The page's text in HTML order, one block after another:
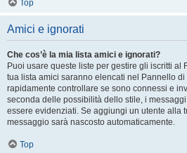
Top
Amici e ignorati
Che cos’è la mia lista amici e ignorati?
Puoi usare queste liste per gestire gli iscritti al
tua lista amici saranno elencati nel Pannello
rapidamente controllare se sono connessi e
seconda delle possibilità dello stile, i
essere evidenziati. Se aggiungi un utente alla
messaggio sarà nascosto automaticamente.
Top